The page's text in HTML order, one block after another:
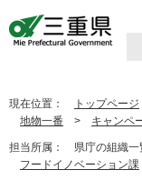
現在位置： トップページ
地物一番 > キャンペ
担当所属： 県庁の組織
フードイノベーション課